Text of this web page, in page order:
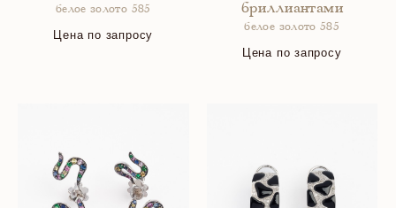
белое золото 585
Цена по запросу
бриллиантами
белое золото 585
Цена по запросу